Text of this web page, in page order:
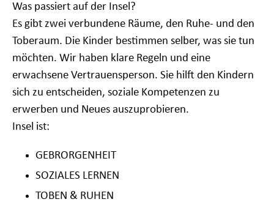
Was passiert auf der Insel?
Es gibt zwei verbundene Räume, den Ruhe- und den
Toberaum. Die Kinder bestimmen selber, was sie tun
möchten. Wir haben klare Regeln und eine
erwachsene Vertrauensperson. Sie hilft den Kindern
sich zu entscheiden, soziale Kompetenzen zu
erwerben und Neues auszuprobieren.
Insel ist:
GEBRORGENHEIT
SOZIALES LERNEN
TOBEN & RUHEN